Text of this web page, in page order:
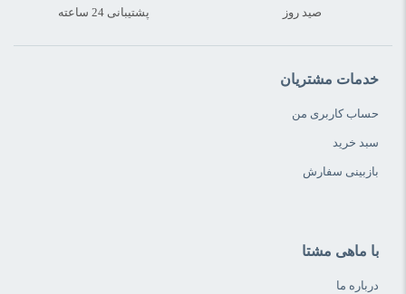
صید روز پشتیبانی 24 ساعته
خدمات مشتریان
حساب کاربری من
سبد خرید
بازبینی سفارش
با ماهی مشتا
درباره ما